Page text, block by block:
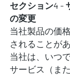
セクション4 -
の変更
当社製品の価
されることが
当社は、いつ
サービス（ま